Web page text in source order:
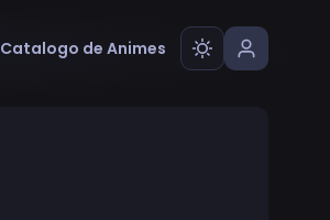
Catalogo de Animes